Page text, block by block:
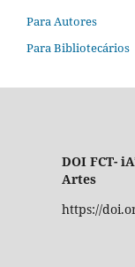
Para Autores
Para Bibliotecários
DOI FCT-
Artes
https://